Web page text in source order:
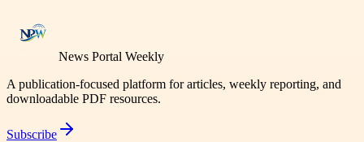
News Portal Weekly
A publication-focused platform for articles, weekly reporting, and
downloadable PDF resources.
Subscribe